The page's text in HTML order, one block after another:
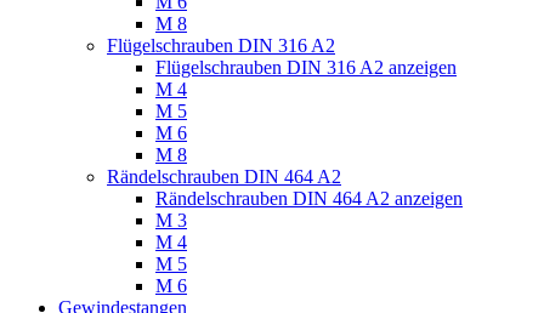
M 8
Flügelschrauben DIN 316 A2
Flügelschrauben DIN 316 A2 anzeigen
M 4
M 5
M 6
M 8
Rändelschrauben DIN 464 A2
Rändelschrauben DIN 464 A2 anzeigen
M 3
M 4
M 5
M 6
Gewindestangen